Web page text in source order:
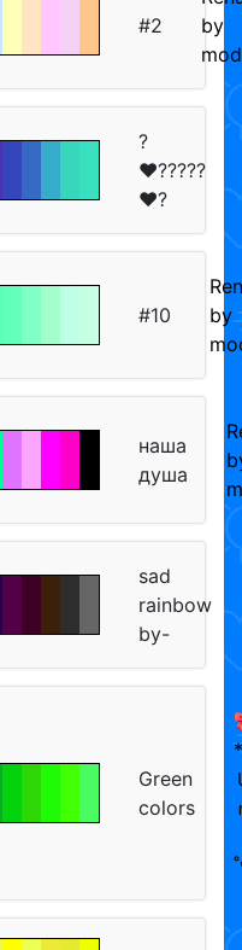
#2
by
?
❤️?????
❤️?
#10
by
наша
душа
sad
rainbow
by-
Green
colors